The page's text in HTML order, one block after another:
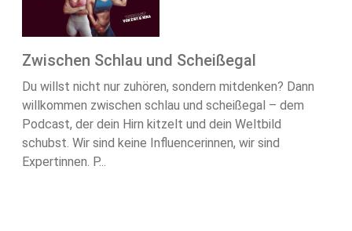
Zwischen Schlau und Scheißegal
Du willst nicht nur zuhören, sondern mitdenken? Dann
willkommen zwischen schlau und scheißegal – dem
Podcast, der dein Hirn kitzelt und dein Weltbild
schubst. Wir sind keine Influencerinnen, wir sind
Expertinnen. P...